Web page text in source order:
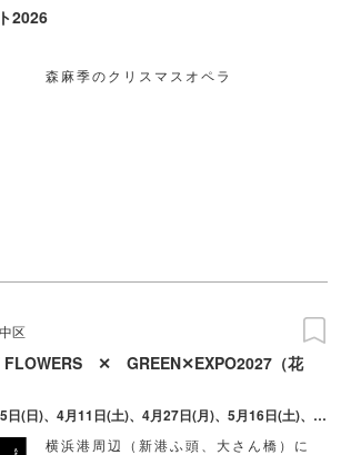
2026
森麻季のクリスマスオペラ
区
FLOWERS ✕ GREEN✕EXPO2027（花
2026年4月4日(土)、4月5日(日)、4月11日(土)、4月27日(月)、5月16日(土)、5月30日(土)、6月13日(土)、7月4日(土)、7月18日(土)、8月9日(日)、9月5日(土)、9月20日(日) ※2026年10月以降の日程は8月をめどに公式サイトからお知らせがあります。
横浜港周辺（新港ふ頭、大さん橋）に